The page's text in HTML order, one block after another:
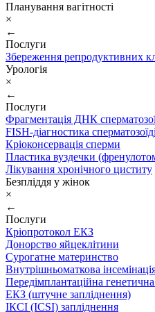
Планування вагітності
×
←
Послуги
Збереження репродуктивних
Урологія
×
←
Послуги
Фрагментація ДНК
FISH-діагностика
Кріоконсервація сперми
Пластика вуздечки
Лікування хронічного циститу
Безпліддя у жінок
×
←
Послуги
Кріопротокол ЕКЗ
Донорство яйцеклітини
Сурогатне материнство
Внутрішньоматкова
Передімплантаційна генетична
ЕКЗ (штучне запліднення)
ІКСІ (ICSI) запліднення